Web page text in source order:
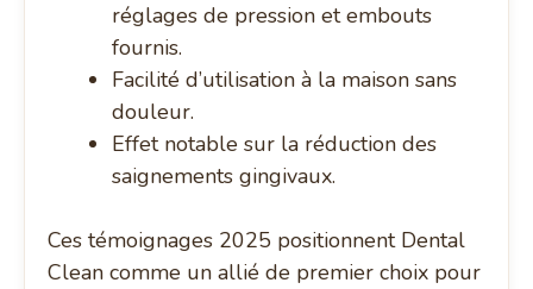
réglages de pression et embouts
fournis.
Facilité d’utilisation à la maison sans
douleur.
Effet notable sur la réduction des
saignements gingivaux.
Ces témoignages 2025 positionnent Dental
Clean comme un allié de premier choix pour